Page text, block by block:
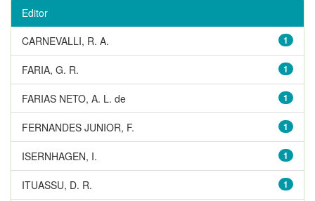
Editor
1
CARNEVALLI, R. A.
1
FARIA, G. R.
1
FARIAS NETO, A. L. de
1
FERNANDES JUNIOR, F.
1
ISERNHAGEN, I.
1
ITUASSU, D. R.